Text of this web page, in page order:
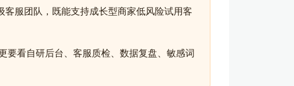
服团队，既能支持成长型商家低风险试用客
要看自研后台、客服质检、数据复盘、敏感词